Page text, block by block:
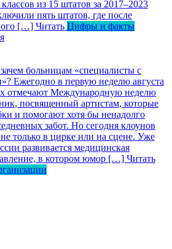
из 15 штатов за 2017–2023
пять штатов, где после
[…] Читать Цифры и факты
больницам «специалисты с
Ежегодно в первую неделю августа
отмечают Международную неделю
посвященный артистам, которые
и помогают хотя бы ненадолго
забот. Но сегодня клоунов
только в цирке или на сцене. Уже
развивается медицинская
в котором юмор […] Читать